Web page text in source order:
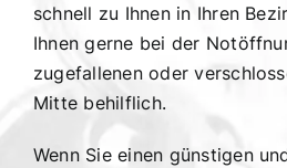
schnell zu Ihnen in Ihren
Ihnen gerne bei der
zugefallenen oder
Mitte behilflich.
Wenn Sie einen günstigen